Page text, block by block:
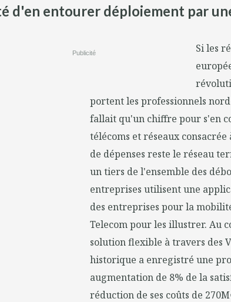
d'en entourer déploiement par
Publicité
Si les
portent les professionnels
fallait qu'un chiffre pour s'en
télécoms et réseaux
de dépenses reste le réseau
un tiers de l'ensemble des
entreprises utilisent une
des entreprises pour la
Telecom pour les illustrer. Au
solution flexible à travers des
historique a enregistré une
augmentation de 8% de la
réduction de ses coûts de